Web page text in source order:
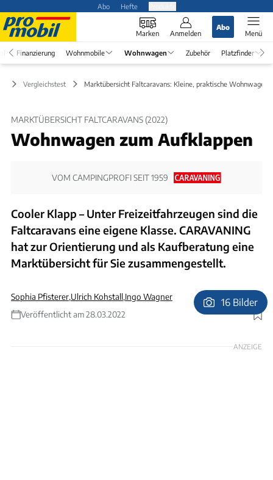
Abo Hefte
Marken Anmelden
Abo
Menü
Finanzierung Wohnmobile Wohnwagen Zubehör Platzfinder
Vergleichstest Marktübersicht Faltcaravans: Kleine, praktische Wohnwagen
MARKTÜBERSICHT FALTCARAVANS (2022)
Wohnwagen zum Aufklappen
VOM CAMPINGPROFI SEIT 1959
Cooler Klapp – Unter Freizeitfahrzeugen sind die
Faltcaravans eine eigene Klasse. CARAVANING
hat zur Orientierung und als Kaufberatung eine
Marktübersicht für Sie zusammengestellt.
Sophia Pfisterer,Ulrich Kohstall,Ingo Wagner
Veröffentlicht am 28.03.2022
Foto: Camplet
16 Bilder
ANZEIGE